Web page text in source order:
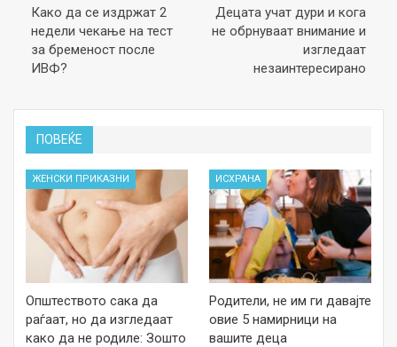
Како да се издржат 2
недели чекање на тест
за бременост после
ИВФ?
Децата учат дури и кога
не обрнуваат внимание и
изгледаат
незаинтересирано
ПОВЕЌЕ
ЖЕНСКИ ПРИКАЗНИ
Општеството сака да
раѓаат, но да изгледаат
како да не родиле: Зошто
ИСХРАНА
Родители, не им ги давајте
овие 5 намирници на
вашите деца